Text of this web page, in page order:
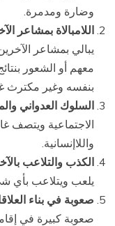
وضارة ومدمرة.
اللامبالاة بمشاعر
يبالي بمشاعر
معهم أو الشعور
بنفسه وغير مكترث
السلوك العدواني
الاجتماعية ويتصف
واللاإنسانية.
الكذب والتلاعب
يلعب ويتلاعب
صعوبة في بناء
صعوبة كبيرة في